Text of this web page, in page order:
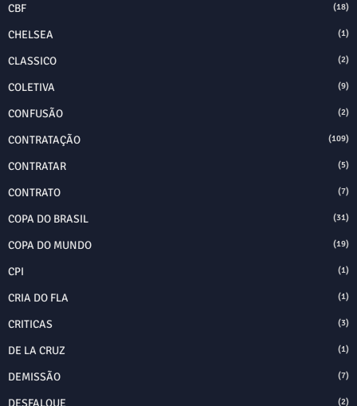
CBF (18)
CHELSEA (1)
CLASSICO (2)
COLETIVA (9)
CONFUSÃO (2)
CONTRATAÇÃO (109)
CONTRATAR (5)
CONTRATO (7)
COPA DO BRASIL (31)
COPA DO MUNDO (19)
CPI (1)
CRIA DO FLA (1)
CRITICAS (3)
DE LA CRUZ (1)
DEMISSÃO (7)
DESFALQUE (2)